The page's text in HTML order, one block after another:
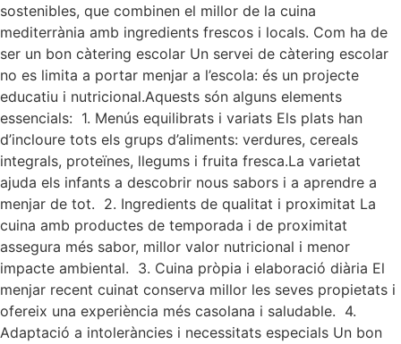
sostenibles, que combinen el millor de la cuina
mediterrània amb ingredients frescos i locals. Com ha de
ser un bon càtering escolar Un servei de càtering escolar
no es limita a portar menjar a l’escola: és un projecte
educatiu i nutricional.Aquests són alguns elements
essencials: 1. Menús equilibrats i variats Els plats han
d’incloure tots els grups d’aliments: verdures, cereals
integrals, proteïnes, llegums i fruita fresca.La varietat
ajuda els infants a descobrir nous sabors i a aprendre a
menjar de tot. 2. Ingredients de qualitat i proximitat La
cuina amb productes de temporada i de proximitat
assegura més sabor, millor valor nutricional i menor
impacte ambiental. 3. Cuina pròpia i elaboració diària El
menjar recent cuinat conserva millor les seves propietats i
ofereix una experiència més casolana i saludable. 4.
Adaptació a intoleràncies i necessitats especials Un bon